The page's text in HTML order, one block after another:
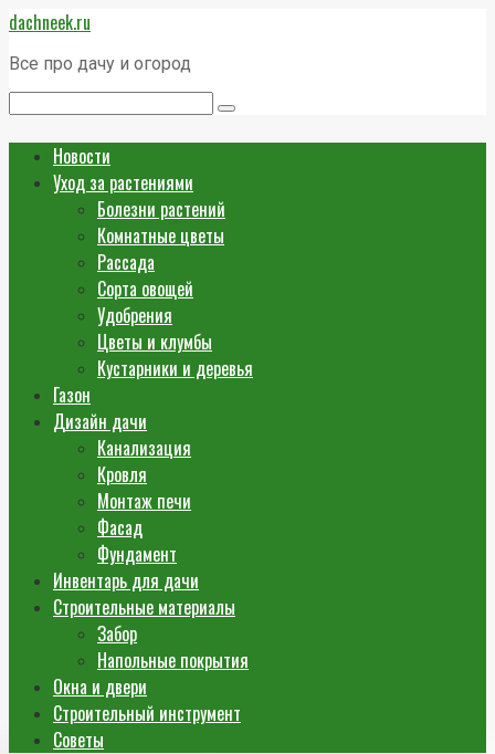
Перейти
к
контенту
dachneek.ru
Все про дачу и огород
Новости
Уход за растениями
Болезни растений
Комнатные цветы
Рассада
Сорта овощей
Удобрения
Цветы и клумбы
Кустарники и деревья
Газон
Дизайн дачи
Канализация
Кровля
Монтаж печи
Фасад
Фундамент
Инвентарь для дачи
Строительные материалы
Забор
Напольные покрытия
Окна и двери
Строительный инструмент
Советы